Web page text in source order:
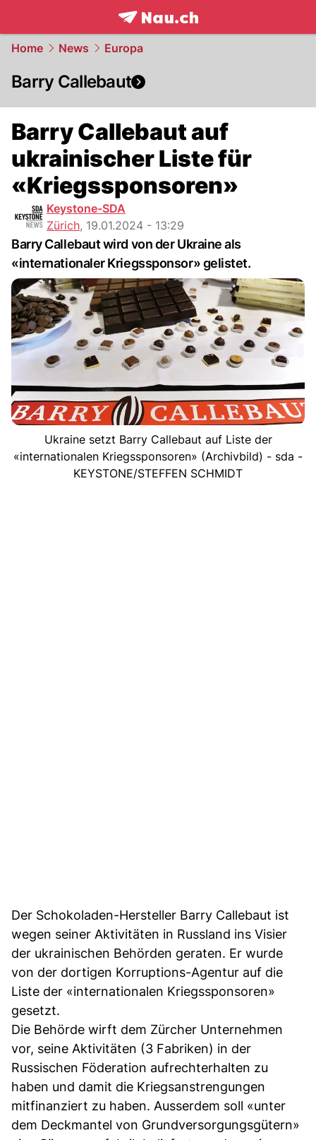
frontpage.NAU.ch
Home News Europa
Barry Callebaut
Barry Callebaut auf
ukrainischer Liste für
«Kriegssponsoren»
Keystone-SDA
Zürich, 19.01.2024 - 13:29
Barry Callebaut wird von der Ukraine als
«internationaler Kriegssponsor» gelistet.
Ukraine setzt Barry Callebaut auf Liste der
«internationalen Kriegssponsoren» (Archivbild) - sda -
KEYSTONE/STEFFEN SCHMIDT
Der Schokoladen-Hersteller Barry Callebaut ist
wegen seiner Aktivitäten in Russland ins Visier
der ukrainischen Behörden geraten. Er wurde
von der dortigen Korruptions-Agentur auf die
Liste der «internationalen Kriegssponsoren»
gesetzt.
Die Behörde wirft dem Zürcher Unternehmen
vor, seine Aktivitäten (3 Fabriken) in der
Russischen Föderation aufrechterhalten zu
haben und damit die Kriegsanstrengungen
mitfinanziert zu haben. Ausserdem soll «unter
dem Deckmantel von Grundversorgungsgütern»